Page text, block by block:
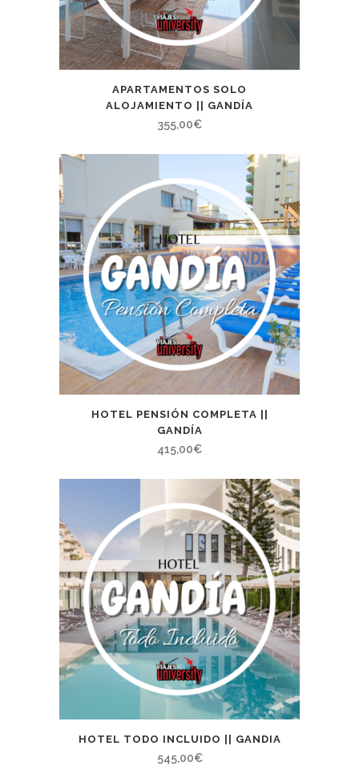
APARTAMENTOS SOLO
ALOJAMIENTO || GANDÍA
355,00€
HOTEL PENSIÓN COMPLETA ||
GANDÍA
415,00€
HOTEL TODO INCLUIDO || GANDIA
545,00€